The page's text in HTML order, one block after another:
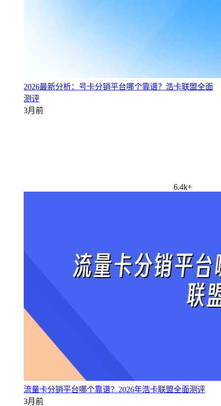
2026最新分析：号卡分销平台哪个靠谱？浩卡联盟全面
测评
3月前
6.4k+
流量卡分销平台哪个靠谱？2026年浩卡联盟全面测评
3月前